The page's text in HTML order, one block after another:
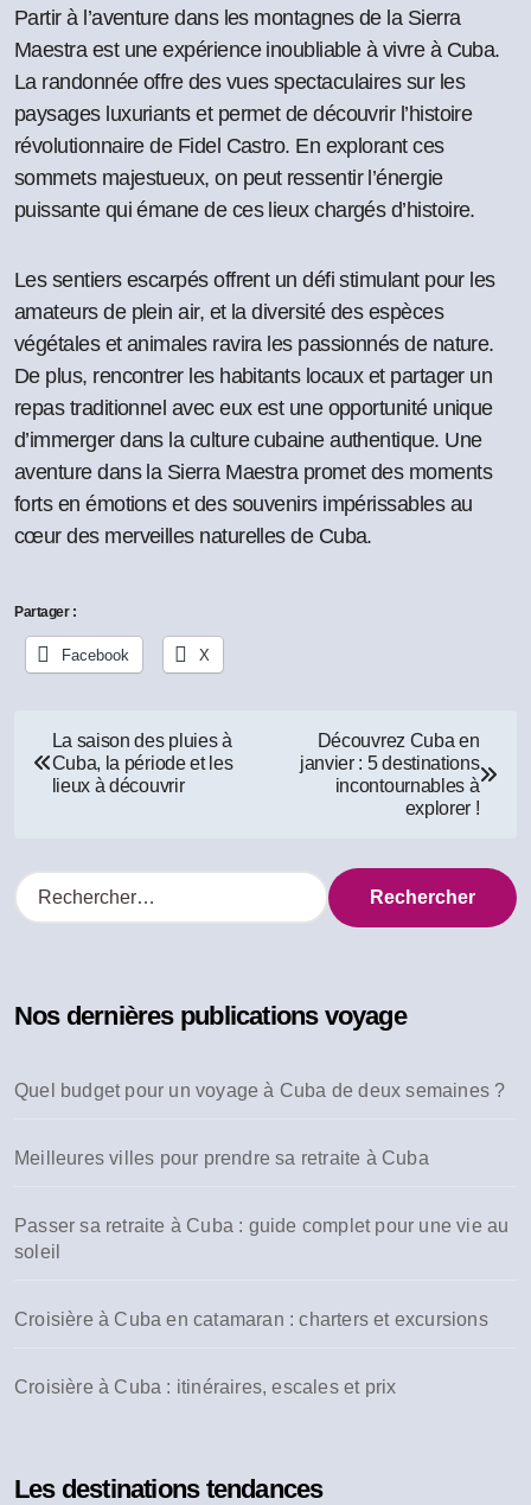
Partir à l’aventure dans les montagnes de la Sierra
Maestra est une expérience inoubliable à vivre à Cuba.
La randonnée offre des vues spectaculaires sur les
paysages luxuriants et permet de découvrir l’histoire
révolutionnaire de Fidel Castro. En explorant ces
sommets majestueux, on peut ressentir l’énergie
puissante qui émane de ces lieux chargés d’histoire.
Les sentiers escarpés offrent un défi stimulant pour les
amateurs de plein air, et la diversité des espèces
végétales et animales ravira les passionnés de nature.
De plus, rencontrer les habitants locaux et partager un
repas traditionnel avec eux est une opportunité unique
d’immerger dans la culture cubaine authentique. Une
aventure dans la Sierra Maestra promet des moments
forts en émotions et des souvenirs impérissables au
cœur des merveilles naturelles de Cuba.
Partager :
Facebook X
Navigation
de
La saison des pluies à
Cuba, la période et les
lieux à découvrir
Découvrez Cuba en
janvier : 5 destinations
incontournables à
explorer !
R
e
r
e
:
Nos dernières publications voyage
Quel budget pour un voyage à Cuba de deux semaines ?
Meilleures villes pour prendre sa retraite à Cuba
Passer sa retraite à Cuba : guide complet pour une vie au
soleil
Croisière à Cuba en catamaran : charters et excursions
Croisière à Cuba : itinéraires, escales et prix
Les destinations tendances